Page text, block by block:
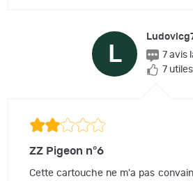
L
7 avis
7
ZZ Pigeon n°6
Cette cartouche ne m'a pas